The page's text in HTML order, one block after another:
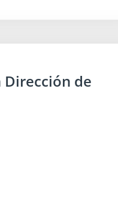
de